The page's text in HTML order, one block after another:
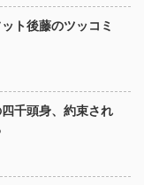
ト後藤のツッコミ
千頭身、約束され